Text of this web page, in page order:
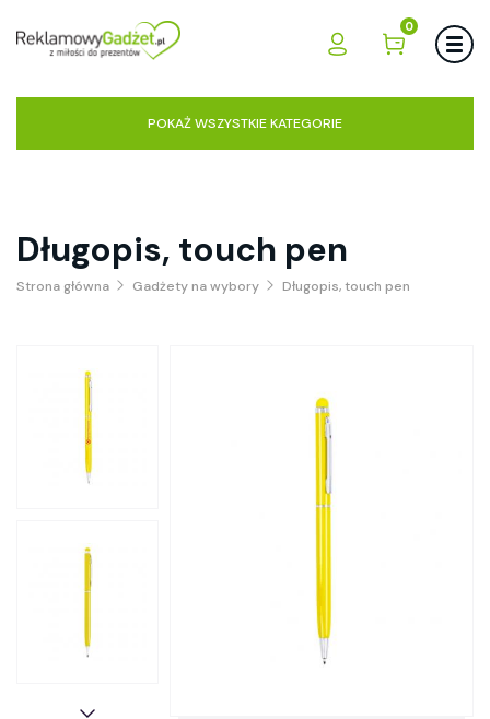
0
POKAŻ WSZYSTKIE KATEGORIE
Długopis, touch pen
Strona główna Gadżety na wybory Długopis, touch pen